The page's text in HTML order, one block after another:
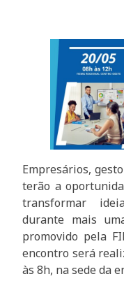
Empresários,
terão a
transformar
durante mais
promovido pela
encontro será
às 8h, na sede da